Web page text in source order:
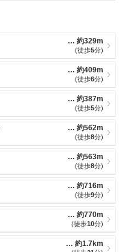
約329m
(徒歩5分)
約409m
(徒歩6分)
約387m
(徒歩5分)
約562m
(徒歩8分)
約563m
(徒歩8分)
約716m
(徒歩9分)
約770m
(徒歩10分)
約1.7km